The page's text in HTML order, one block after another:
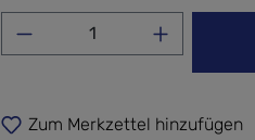
Produkt Anzahl:
Zum Merkzettel hinzufügen